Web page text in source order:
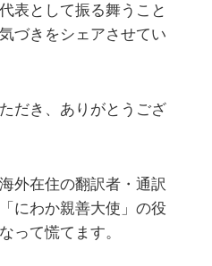
表として振る舞うこと
づきをシェアさせてい
だき、ありがとうござ
外在住の翻訳者・通訳
にわか親善大使」の役
って慌てます。